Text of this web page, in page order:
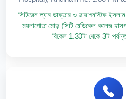
সিটিজেন ল্যাব ডাক্তার ও ডায়াগনস্টিক
ময়লাপোতা মোড় (সিটি মেডিকেল কলেজ
বিকেল 1.30টা থেকে 3টা